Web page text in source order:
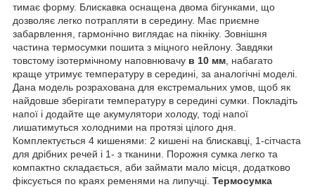
тимає форму. Блискавка оснащена двома бігунками, що
дозволяє легко потрапляти в середину. Має приємне
забарвлення, гармонічно виглядає на пікніку. Зовнішня
частина термосумки пошита з міцного нейлону. Завдяки
товстому ізотермічному наповнювачу в 10 мм , набагато
краще утримує температуру в середині, за аналогічні моделі.
Дана модель розрахована для екстремальних умов, щоб як
найдовше зберігати температуру в середині сумки. Покладіть
напої і додайте ще акумулятори холоду, тоді напої
лишатимуться холодними на протязі цілого дня.
Комплектується 4 кишенями: 2 кишені на блискавці, 1-сітчаста
для дрібних речей і 1- з тканини. Порожня сумка легко та
компактно складається, аби займати мало місця, додатково
фіксується по краях ременями на липучці. Термосумка